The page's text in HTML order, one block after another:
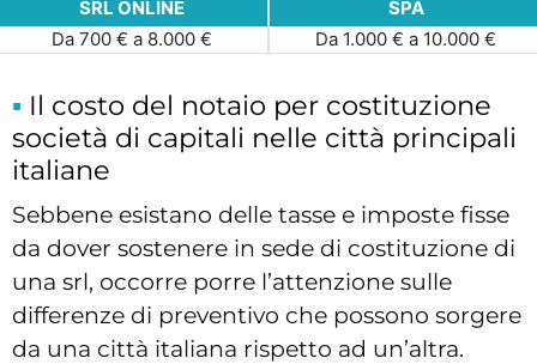
SRL ONLINE
Da 700 € a 8.000 €
SPA
Da 1.000 € a 10.000 €
Il costo del notaio per costituzione
società di capitali nelle città principali
italiane
Sebbene esistano delle tasse e imposte fisse
da dover sostenere in sede di costituzione di
una srl, occorre porre l’attenzione sulle
differenze di preventivo che possono sorgere
da una città italiana rispetto ad un’altra.